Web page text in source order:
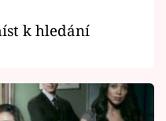
k hledání